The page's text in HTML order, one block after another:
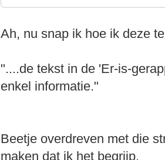
Ah, nu snap ik hoe ik deze
"....de tekst in de 'Er-is-
enkel informatie."
Beetje overdreven met die
maken dat ik het begrijp.